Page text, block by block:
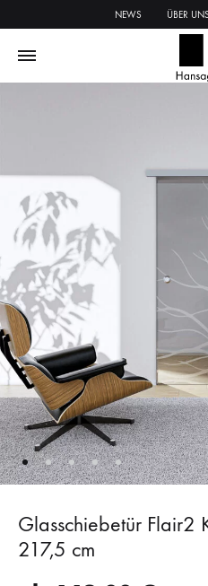
NEWS ÜBER UNS
Glasschiebetür Flair2
217,5 cm